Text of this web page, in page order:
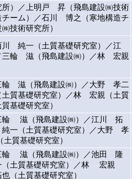
）／上明戸 昇（飛島建設㈱技術
ーム）／石川 博之（寒地構造チ
技術研究所）
純一（土質基礎研究室）／江
三輪 滋（飛島建設㈱）／林 宏親
滋（飛島建設㈱）／大野 孝二
質基礎研究室）／林 宏親（土質
基礎研究室）
輪 滋（飛島建設㈱）／江川 拓
一（土質基礎研究室）／大野 孝
質基礎研究室）
輪 滋（飛島建設㈱）／池田 隆
土質基礎研究室）／林 宏親
（土質基礎研究室）